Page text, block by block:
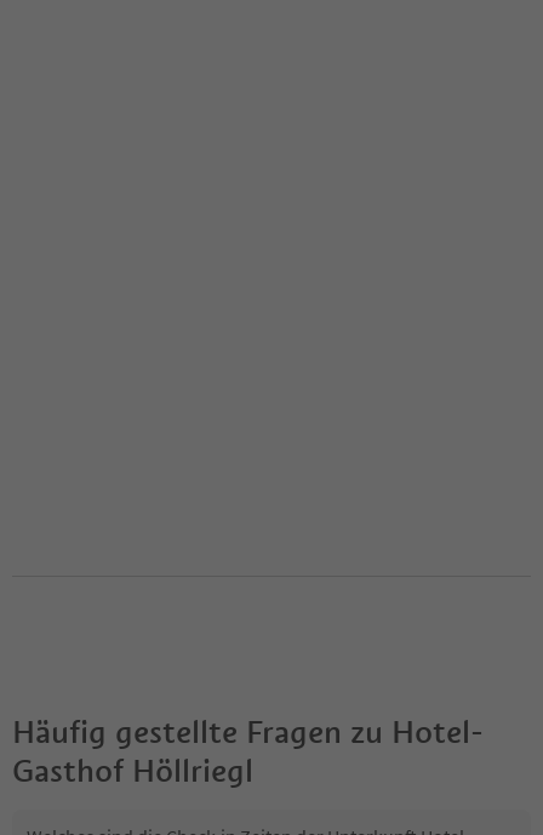
Häufig gestellte Fragen zu Hotel-
Gasthof Höllriegl